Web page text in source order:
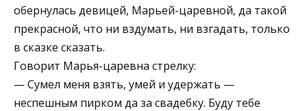
обернулась девицей, Марьей-царевной, да такой
прекрасной, что ни вздумать, ни взгадать, только
в сказке сказать.
Говорит Марья-царевна стрелку:
— Сумел меня взять, умей и удержать —
неспешным пирком да за свадебку. Буду тебе